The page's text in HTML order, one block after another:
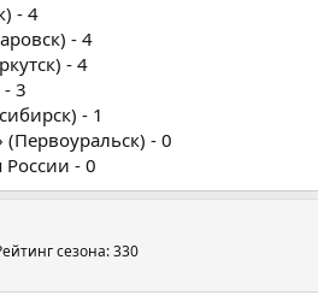
- 4
- 4
- 4
3
- 1
- 0
- 0
сезона: 330